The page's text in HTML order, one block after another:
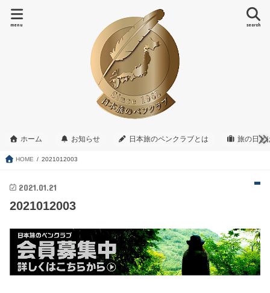
search
menu
ホーム お知らせ 日本旅のペンクラブとは 旅の日と
HOME 2021012003
2021.01.21
2021012003